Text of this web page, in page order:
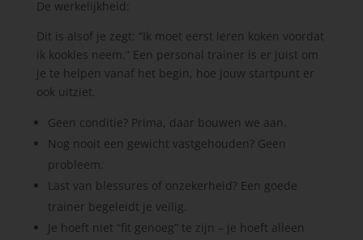
De werkelijkheid:
Dit is alsof je zegt: “Ik moet eerst leren koken voordat
ik kookles neem.” Een personal trainer is er juist om
je te helpen vanaf het begin, hoe jouw startpunt er
ook uitziet.
Geen conditie? Prima, daar bouwen we aan.
Nog nooit een gewicht vastgehouden? Geen
probleem.
Last van blessures of onzekerheid? Een goede
trainer begeleidt je veilig.
Je hoeft niet “fit genoeg” te zijn – je hoeft alleen